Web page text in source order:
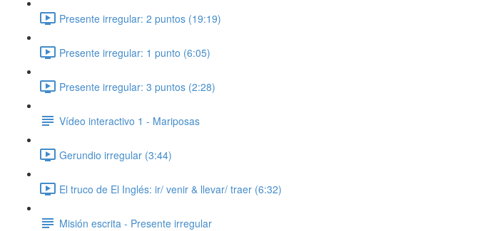
Presente irregular: 2 puntos (19:19)
Presente irregular: 1 punto (6:05)
Presente irregular: 3 puntos (2:28)
Vídeo interactivo 1 - Mariposas
Gerundio irregular (3:44)
El truco de El Inglés: ir/ venir & llevar/ traer (6:32)
Misión escrita - Presente irregular